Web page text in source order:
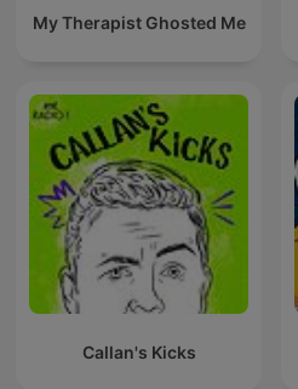
My Therapist Ghosted Me
Callan's Kicks